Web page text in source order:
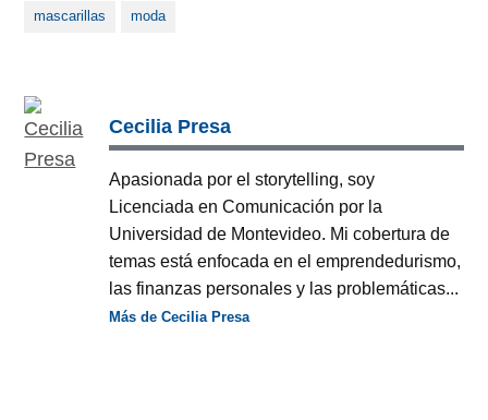
mascarillas moda
Cecilia Presa
Apasionada por el storytelling, soy
Licenciada en Comunicación por la
Universidad de Montevideo. Mi cobertura de
temas está enfocada en el emprendedurismo,
las finanzas personales y las problemáticas...
Más de Cecilia Presa